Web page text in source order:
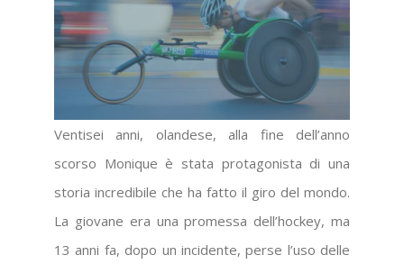
Ventisei anni, olandese, alla fine dell’anno
scorso Monique è stata protagonista di una
storia incredibile che ha fatto il giro del mondo.
La giovane era una promessa dell’hockey, ma
13 anni fa, dopo un incidente, perse l’uso delle